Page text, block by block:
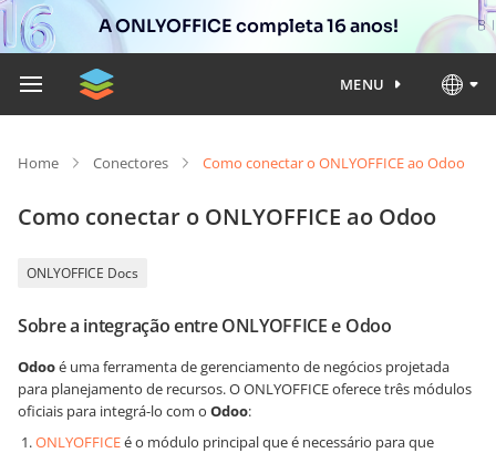
A ONLYOFFICE completa 16 anos!
MENU
Home Conectores Como conectar o ONLYOFFICE ao Odoo
Como conectar o ONLYOFFICE ao Odoo
ONLYOFFICE Docs
Sobre a integração entre ONLYOFFICE e Odoo
Odooé uma ferramenta de gerenciamento de negócios projetada
para planejamento de recursos. O ONLYOFFICE oferece três módulos
oficiais para integrá-lo com o Odoo:
ONLYOFFICEé o módulo principal que é necessário para que